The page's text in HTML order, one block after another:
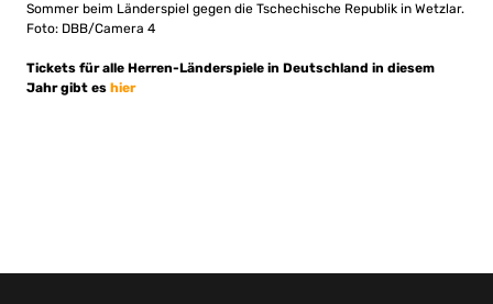
Sommer beim Länderspiel gegen die Tschechische Republik in Wetzlar.
Foto: DBB/Camera 4
Tickets für alle Herren-Länderspiele in Deutschland in diesem
Jahr gibt es hier